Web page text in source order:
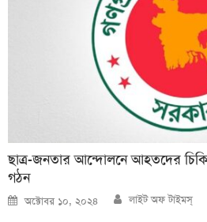
ছাত্র-জনতার আন্দোলনে আহতদের
গঠন
Posted
on
অক্টোবর ১০, ২০২৪ Author
লাইট অফ টাইমস্